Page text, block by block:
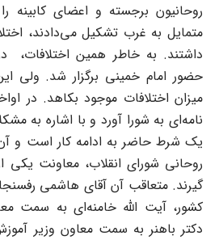
روحانیون برجسته و اعضای کابینه
متمایل به غرب تشکیل می‌دادند،
حضور امام خمینی برگزار شد. ولی
میزان اختلافات موجود بکاهد. در
نامه‌ای به شورا آورد و با اشاره به
یک شرط حاضر به ادامه کار است و
روحانی شورای انقلاب، معاونت یکی
گیرند. متعاقب آن آقای هاشمی
کشور، آیت الله خامنه‌ای به سمت
دکتر باهنر به سمت معاون وزیر